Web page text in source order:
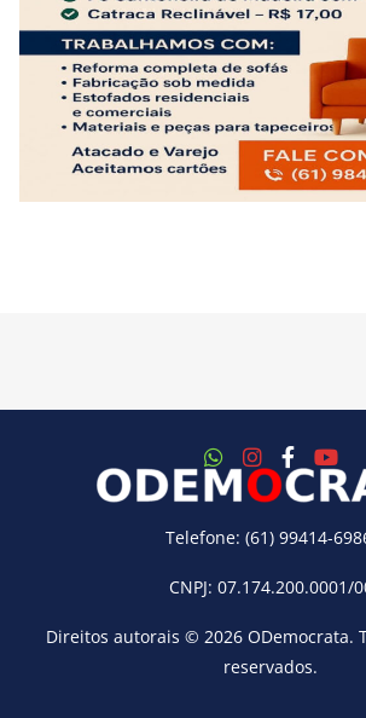
Telefone: (61) 99414-
CNPJ: 07.174.200.0001/
Direitos autorais © 2026 ODemocrata.
reservados.